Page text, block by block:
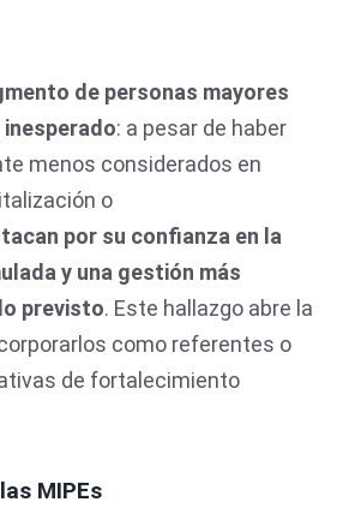
de personas mayores
: a pesar de haber
menos considerados en
o
por su confianza en la
y una gestión más
previsto. Este hallazgo abre la
como referentes o
de fortalecimiento
MIPEs